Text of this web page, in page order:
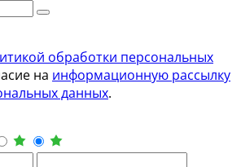
обработки персональных
на информационную рассылку
данных.